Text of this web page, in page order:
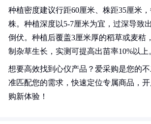
种植密度建议行距60厘米、株距35厘米
株。种植深度以5-7厘米为宜，过深导致
倒伏。种植后覆盖3厘米厚的稻草或麦秸
制杂草生长，实测可提高出苗率10%以上
想要高效找到心仪产品？爱采购是您的
准匹配您的需求，快速定位专属商品，
购新体验！